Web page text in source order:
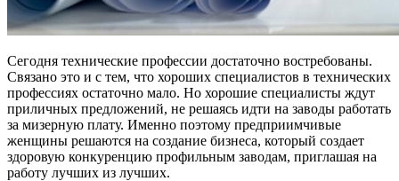
Сегодня технические профессии достаточно востребованы.
Связано это и с тем, что хороших специалистов в технических
профессиях остаточно мало. Но хорошие специалисты ждут
приличных предложений, не решаясь идти на заводы работать
за мизерную плату. Именно поэтому предприимчивые
женщины решаются на создание бизнеса, который создает
здоровую конкуренцию профильным заводам, приглашая на
работу лучших из лучших.